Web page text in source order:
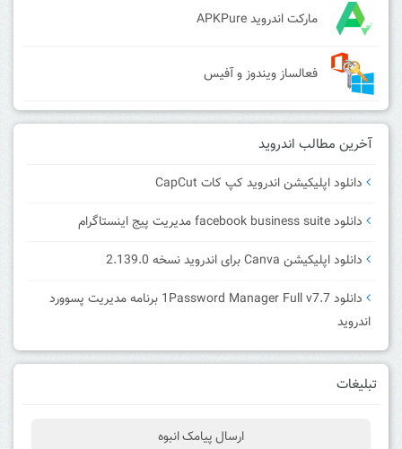
مارکت اندروید APKPure
فعالساز ویندوز و آفیس
آخرین مطالب اندروید
دانلود اپلیکیشن اندروید کپ کات CapCut
دانلود facebook business suite مدیریت پیج اینستاگرام
دانلود اپلیکیشن Canva برای اندروید نسخه 2.139.0
دانلود 1Password Manager Full v7.7 برنامه مدیریت پسوورد
اندروید
تبلیغات
ارسال پیامک انبوه